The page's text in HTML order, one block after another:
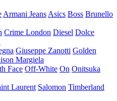
Armani Jeans Asics Boss Brunello
Crime London Diesel Dolce
Giuseppe Zanotti Golden
Margiela
Face Off-White On Onitsuka
Laurent Salomon Timberland